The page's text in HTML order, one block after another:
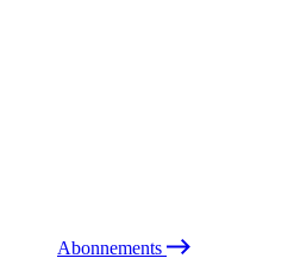
Abonnements